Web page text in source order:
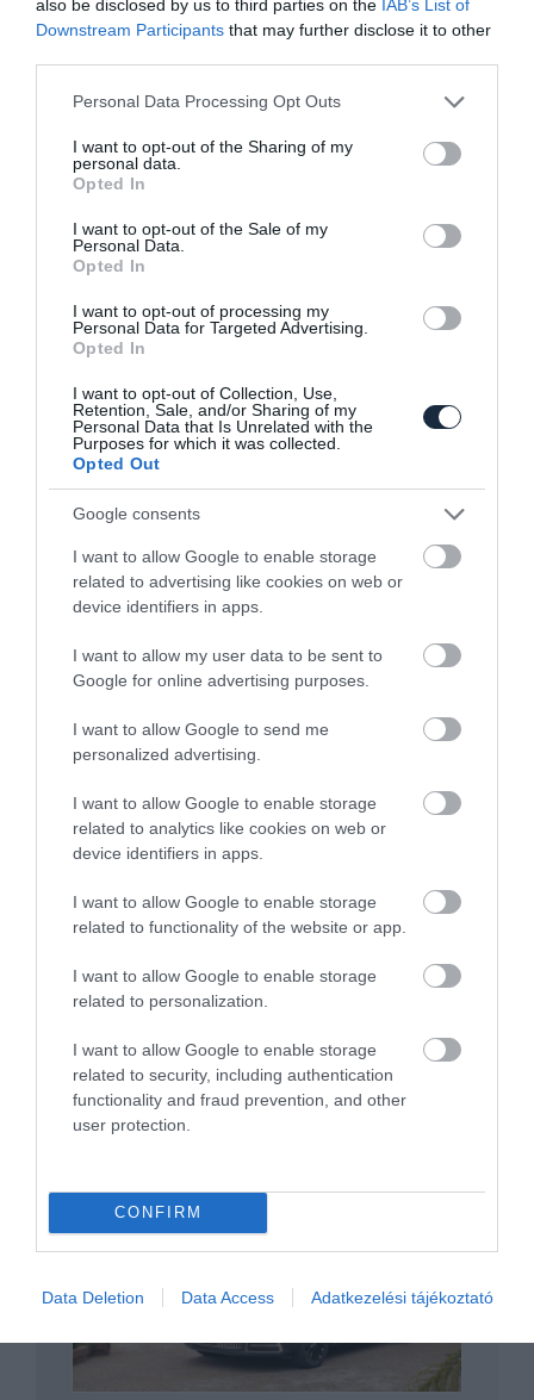
also be disclosed by us to third parties on the IAB’s List of
Downstream Participants that may further disclose it to other
Please note that this website/app uses one or more Google
not limited to your visit or usage behaviour. You may click to
grant or deny consent to Google and its third-party tags to
use your data for below specified purposes in below Google
consent section.
Personal Data Processing Opt Outs
I want to opt-out of the Sharing of my
personal data.
Opted In
I want to opt-out of the Sale of my
Personal Data.
Opted In
I want to opt-out of processing my
Personal Data for Targeted Advertising.
Opted In
I want to opt-out of Collection, Use,
Retention, Sale, and/or Sharing of my
Personal Data that Is Unrelated with the
Purposes for which it was collected.
Opted Out
Google consents
I want to allow Google to enable storage
related to advertising like cookies on web or
device identifiers in apps.
I want to allow my user data to be sent to
Google for online advertising purposes.
I want to allow Google to send me
personalized advertising.
I want to allow Google to enable storage
related to analytics like cookies on web or
device identifiers in apps.
I want to allow Google to enable storage
related to functionality of the website or app.
I want to allow Google to enable storage
related to personalization.
I want to allow Google to enable storage
related to security, including authentication
functionality and fraud prevention, and other
user protection.
CONFIRM
Data Deletion Data Access Adatkezelési tájékoztató
Tovább erősödött a Bentley Bentayga
Dízelmotorral is jön a Bentayga
Megkezdődtek a hibrid Bentayga